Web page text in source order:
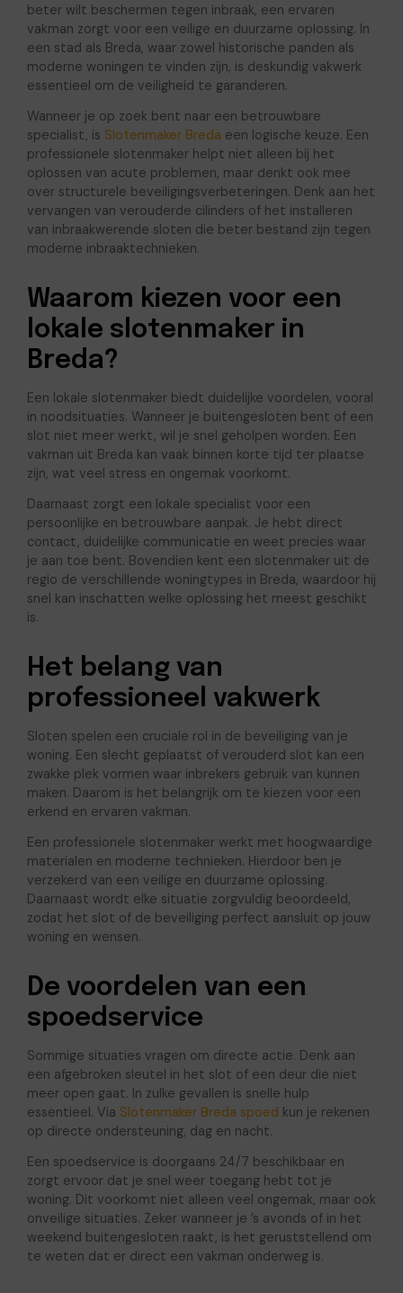
beter wilt beschermen tegen inbraak, een ervaren
vakman zorgt voor een veilige en duurzame oplossing. In
een stad als Breda, waar zowel historische panden als
moderne woningen te vinden zijn, is deskundig vakwerk
essentieel om de veiligheid te garanderen.
Wanneer je op zoek bent naar een betrouwbare
specialist, is Slotenmaker Breda een logische keuze. Een
professionele slotenmaker helpt niet alleen bij het
oplossen van acute problemen, maar denkt ook mee
over structurele beveiligingsverbeteringen. Denk aan het
vervangen van verouderde cilinders of het installeren
van inbraakwerende sloten die beter bestand zijn tegen
moderne inbraaktechnieken.
Waarom kiezen voor een
lokale slotenmaker in
Breda?
Een lokale slotenmaker biedt duidelijke voordelen, vooral
in noodsituaties. Wanneer je buitengesloten bent of een
slot niet meer werkt, wil je snel geholpen worden. Een
vakman uit Breda kan vaak binnen korte tijd ter plaatse
zijn, wat veel stress en ongemak voorkomt.
Daarnaast zorgt een lokale specialist voor een
persoonlijke en betrouwbare aanpak. Je hebt direct
contact, duidelijke communicatie en weet precies waar
je aan toe bent. Bovendien kent een slotenmaker uit de
regio de verschillende woningtypes in Breda, waardoor hij
snel kan inschatten welke oplossing het meest geschikt
is.
Het belang van
professioneel vakwerk
Sloten spelen een cruciale rol in de beveiliging van je
woning. Een slecht geplaatst of verouderd slot kan een
zwakke plek vormen waar inbrekers gebruik van kunnen
maken. Daarom is het belangrijk om te kiezen voor een
erkend en ervaren vakman.
Een professionele slotenmaker werkt met hoogwaardige
materialen en moderne technieken. Hierdoor ben je
verzekerd van een veilige en duurzame oplossing.
Daarnaast wordt elke situatie zorgvuldig beoordeeld,
zodat het slot of de beveiliging perfect aansluit op jouw
woning en wensen.
De voordelen van een
spoedservice
Sommige situaties vragen om directe actie. Denk aan
een afgebroken sleutel in het slot of een deur die niet
meer open gaat. In zulke gevallen is snelle hulp
essentieel. Via Slotenmaker Breda spoed kun je rekenen
op directe ondersteuning, dag en nacht.
Een spoedservice is doorgaans 24/7 beschikbaar en
zorgt ervoor dat je snel weer toegang hebt tot je
woning. Dit voorkomt niet alleen veel ongemak, maar ook
onveilige situaties. Zeker wanneer je ’s avonds of in het
weekend buitengesloten raakt, is het geruststellend om
te weten dat er direct een vakman onderweg is.